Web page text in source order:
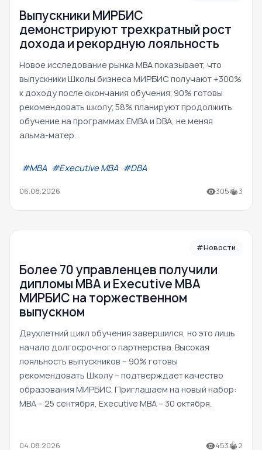
Выпускники МИРБИС
демонстрируют трехкратный рост
дохода и рекордную лояльность
Новое исследование рынка MBA показывает, что
выпускники Школы бизнеса МИРБИС получают +300%
к доходу после окончания обучения; 90% готовы
рекомендовать школу; 58% планируют продолжить
обучение на программах EMBA и DBA, не меняя
альма-матер.
#МВА #Executive MBA #DBA
06.08.2026 305 3
#Новости
Более 70 управленцев получили
дипломы MBA и Executive MBA
МИРБИС на торжественном
выпускном
Двухлетний цикл обучения завершился, но это лишь
начало долгосрочного партнерства. Высокая
лояльность выпускников – 90% готовы
рекомендовать Школу – подтверждает качество
образования МИРБИС. Приглашаем на новый набор:
MBA – 25 сентября, Executive MBA – 30 октября.
04.08.2026 453 2